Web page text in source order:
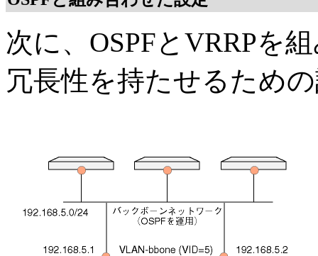
次に、OSPFとVRRPを
冗長性を持たせるため